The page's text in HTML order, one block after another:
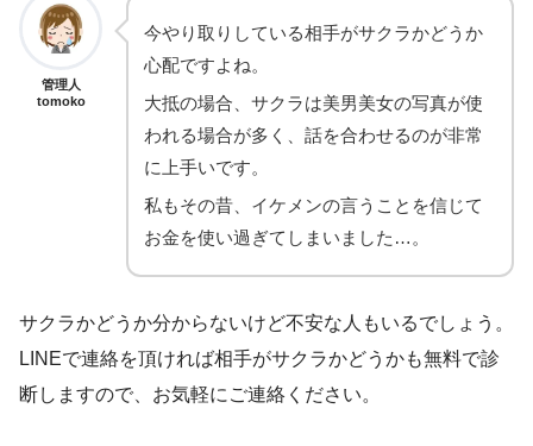
管理人
tomoko
今やり取りしている相手がサクラかどうか
心配ですよね。
大抵の場合、サクラは美男美女の写真が使
われる場合が多く、話を合わせるのが非常
に上手いです。
私もその昔、イケメンの言うことを信じて
お金を使い過ぎてしまいました…。
サクラかどうか分からないけど不安な人もいるでしょう。
LINEで連絡を頂ければ相手がサクラかどうかも無料で診
断しますので、お気軽にご連絡ください。